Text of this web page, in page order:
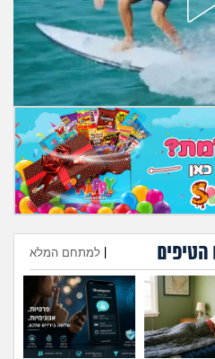
מה שעובר עליי
שומרים על הגוף
פיננסי וכלכלה
בין הסדינים
חיות מחמד
יוקר המחיה
גאווה
למתחם המלא
הוספת טיפ